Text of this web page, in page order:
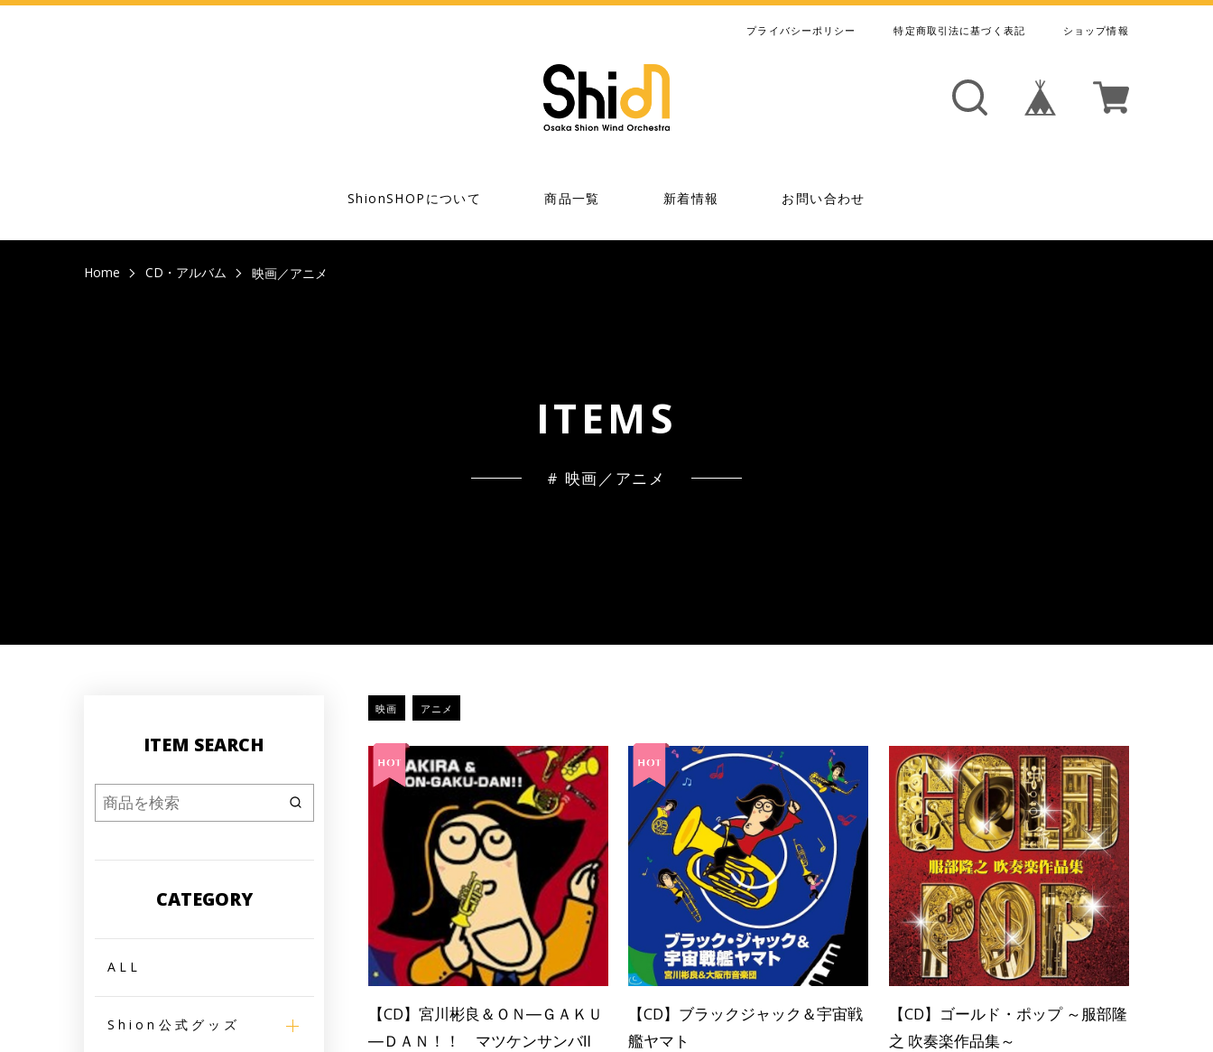
プライバシーポリシー 特定商取引法に基づく表記 ショップ情報
ShionSHOPについて 商品一覧 新着情報 お問い合わせ
ITEMS
# 映画／アニメ
Home CD・アルバム 映画／アニメ
ITEM SEARCH
CATEGORY
ALL
Shion公式グッズ
映画 アニメ
【CD】宮川彬良＆ＯＮ―ＧＡＫＵ
―ＤＡＮ！！ マツケンサンバⅡ
【CD】ブラックジャック＆宇宙戦
艦ヤマト
【CD】ゴールド・ポップ ～服部隆
之 吹奏楽作品集～